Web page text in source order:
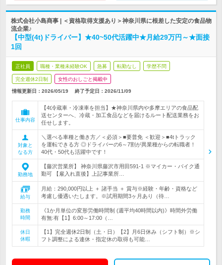
株式会社小島商事 | ＜資格取得支援あり＞神奈川県に根差した安定の食品物
流企業♪
【中型(4t)ドライバー】★40~50代活躍中★月給29万円～★面接
1回
正社員 職種・業種未経験OK 急募 転勤なし 学歴不問
完全週休2日制 女性のおしごと掲載中
情報更新日：2026/05/19 終了予定日： 2026/11/09
仕事内容
【4t冷蔵車・冷凍車を担当】★神奈川県内や多摩エリアの食品配
送センターへ、冷蔵・加工食品などを届けるルート配送業務をお
任せします。
対象と
なる方
＼選べる車種と働き方／＜必須＞■要普免 ＜歓迎＞■4tトラック
を運転できる方 ◎ドライバーの6～7割が異業種からの転職者！
40代・50代も活躍中です！
勤務地
【藤沢営業所】 神奈川県藤沢市用田591-1 ※マイカー・バイク通
勤可 【雇入れ直後】上記事業所…
給与
月給：290,000円以上 ＋ 諸手当 ＋ 賞与※経験・年齢・資格など
考慮し優遇いたします。※試用期間3ヶ月あり（待…
勤務
時間
《1か月単位の変形労働時間制 (週平均40時間以内)》時間外労働
有無:有【1】6:00～17:00（…
休日
休暇
【1】完全週休2日制（土・日）【2】月6日休み（シフト制）※シ
フト調整による連休・指定休の取得も可能…